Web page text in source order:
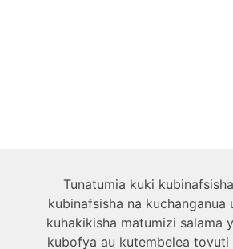
Kiufundi
Tunatumia kuki
kubinafsisha na kuchanganua
kuhakikisha matumizi salama
kubofya au kutembelea tovuti